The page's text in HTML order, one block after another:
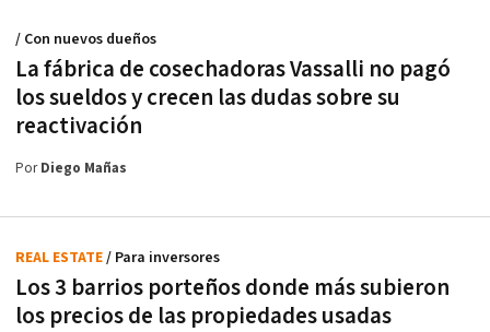
La fábrica de cosechadoras Vassalli no pagó
los sueldos y crecen las dudas sobre su
reactivación
/ Con nuevos dueños
PorDiego Mañas
Los 3 barrios porteños donde más subieron
los precios de las propiedades usadas
REAL ESTATE/ Para inversores